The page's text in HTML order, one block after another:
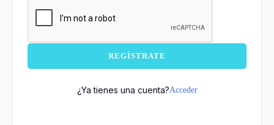
REGÍSTRATE
¿Ya tienes una cuenta?Acceder